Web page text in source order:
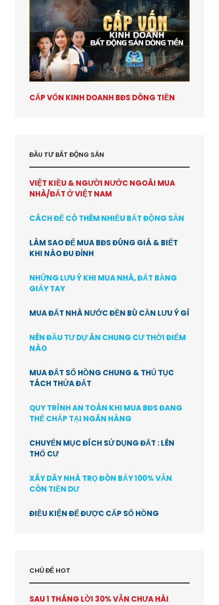
CẤP VỐN KINH DOANH BĐS DÒNG TIỀN
ĐẦU TƯ BẤT ĐỘNG SẢN
VIỆT KIỀU & NGƯỜI NƯỚC NGOÀI MUA
NHÀ/ĐẤT Ở VIỆT NAM
CÁCH ĐỂ CÓ THÊM NHIỀU BẤT ĐỘNG SẢN
LÀM SAO ĐỂ MUA BĐS ĐÚNG GIÁ & BIẾT
KHI NÀO ĐU ĐỈNH
NHỮNG LƯU Ý KHI MUA NHÀ, ĐẤT BẰNG
GIẤY TAY
MUA ĐẤT NHÀ NƯỚC ĐỀN BÙ CẦN LƯU Ý GÌ
NÊN ĐẦU TƯ DỰ ÁN CHUNG CƯ THỜI ĐIỂM
NÀO
MUA ĐẤT SỔ HỒNG CHUNG & THỦ TỤC
TÁCH THỬA ĐẤT
QUY TRÌNH AN TOÀN KHI MUA BĐS ĐANG
THẾ CHẤP TẠI NGÂN HÀNG
CHUYỂN MỤC ĐÍCH SỬ DỤNG ĐẤT : LÊN
THỔ CƯ
XÂY DÃY NHÀ TRỌ ĐÒN BẨY 100% VẪN
CÒN TIỀN DƯ
ĐIỀU KIỆN ĐỂ ĐƯỢC CẤP SỔ HỒNG
CHỦ ĐỂ HOT
SAU 1 THÁNG LỜI 30% VẪN CHƯA HÀI